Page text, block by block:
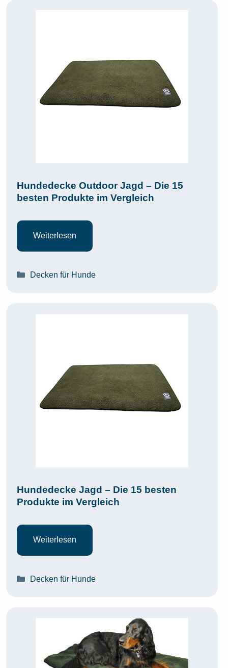
Hundedecke Outdoor Jagd – Die 15
besten Produkte im Vergleich
Weiterlesen
Kategorien
Decken für Hunde
Hundedecke Jagd – Die 15 besten
Produkte im Vergleich
Weiterlesen
Kategorien
Decken für Hunde